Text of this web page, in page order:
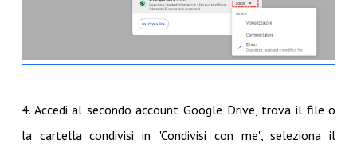
4. Accedi al secondo account Google Drive, trova il file o
la cartella condivisi in "Condivisi con me", seleziona il